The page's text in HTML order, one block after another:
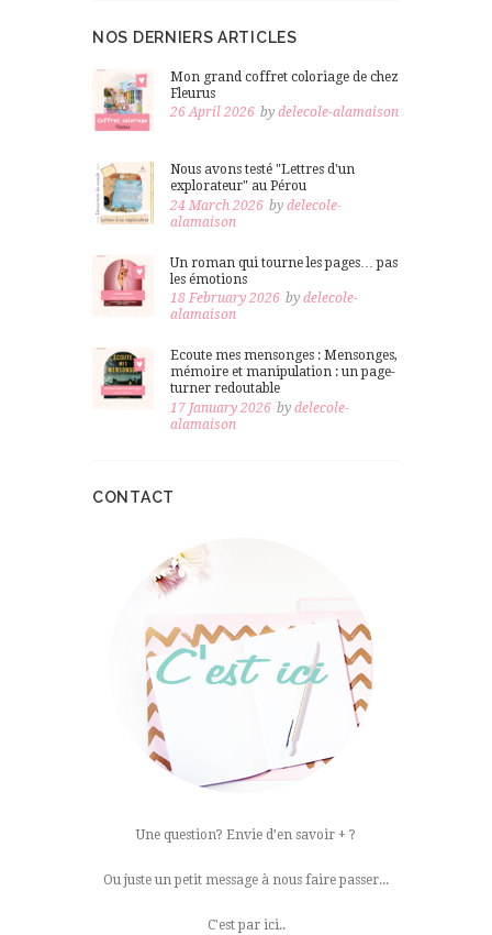
NOS DERNIERS ARTICLES
Mon grand coffret coloriage de chez
Fleurus
26 April 2026 bydelecole-alamaison
Nous avons testé "Lettres d'un
explorateur" au Pérou
24 March 2026 bydelecole-
alamaison
Un roman qui tourne les pages… pas
les émotions
18 February 2026 bydelecole-
alamaison
Ecoute mes mensonges : Mensonges,
mémoire et manipulation : un page-
turner redoutable
17 January 2026 bydelecole-
alamaison
CONTACT
Une question? Envie d’en savoir + ?
Ou juste un petit message à nous faire passer...
C'est par ici..